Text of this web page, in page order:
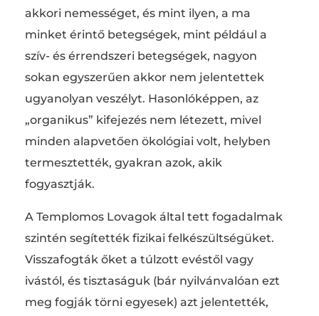
akkori nemességet, és mint ilyen, a ma
minket érintő betegségek, mint például a
szív- és érrendszeri betegségek, nagyon
sokan egyszerűen akkor nem jelentettek
ugyanolyan veszélyt. Hasonlóképpen, az
„organikus” kifejezés nem létezett, mivel
minden alapvetően ökológiai volt, helyben
termesztették, gyakran azok, akik
fogyasztják.
A Templomos Lovagok által tett fogadalmak
szintén segítették fizikai felkészültségüket.
Visszafogták őket a túlzott evéstől vagy
ivástól, és tisztaságuk (bár nyilvánvalóan ezt
meg fogják törni egyesek) azt jelentették,